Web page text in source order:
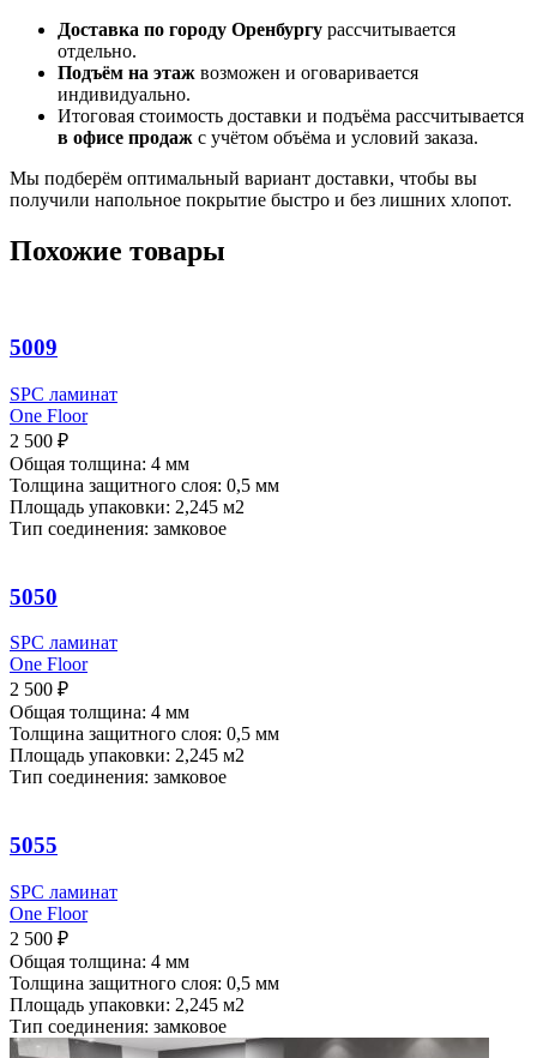
Доставка по городу Оренбургу рассчитывается
отдельно.
Подъём на этаж возможен и оговаривается
индивидуально.
Итоговая стоимость доставки и подъёма рассчитывается
в офисе продаж с учётом объёма и условий заказа.
Мы подберём оптимальный вариант доставки, чтобы вы
получили напольное покрытие быстро и без лишних хлопот.
Похожие товары
5009
SPC ламинат
One Floor
2 500 ₽
Общая толщина: 4 мм
Толщина защитного слоя: 0,5 мм
Площадь упаковки: 2,245 м2
Тип соединения: замковое
5050
SPC ламинат
One Floor
2 500 ₽
Общая толщина: 4 мм
Толщина защитного слоя: 0,5 мм
Площадь упаковки: 2,245 м2
Тип соединения: замковое
5055
SPC ламинат
One Floor
2 500 ₽
Общая толщина: 4 мм
Толщина защитного слоя: 0,5 мм
Площадь упаковки: 2,245 м2
Тип соединения: замковое